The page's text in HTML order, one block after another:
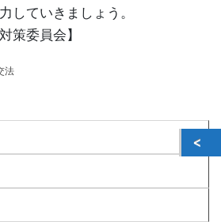
していきましょう。
策委員会】
法